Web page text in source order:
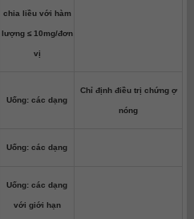
chia liều với hàm
lượng ≤ 10mg/đơn
vị
Uống: các dạng
Chỉ định điều trị chứng ợ
nóng
Uống: các dạng
Uống: các dạng
với giới hạn